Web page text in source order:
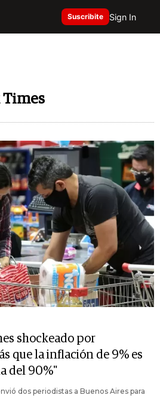
Suscribite Sign In
Times
shockeado por
que la inflación de 9% es
del 90%"
dos periodistas a Buenos Aires para